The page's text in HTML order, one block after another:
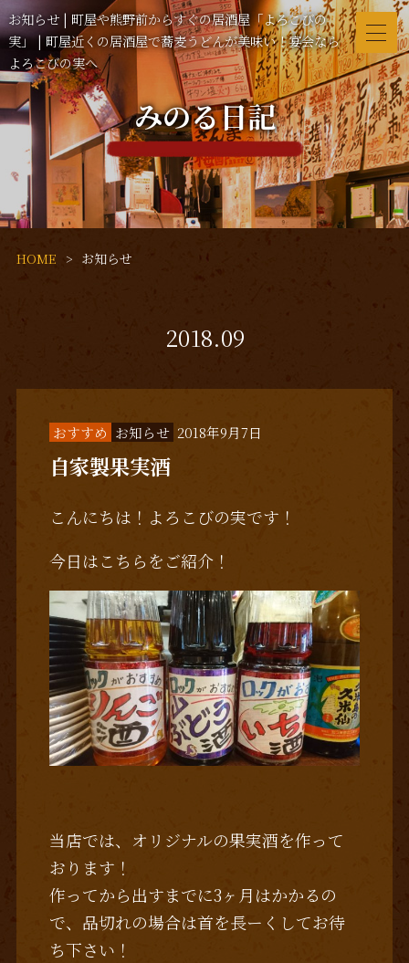
お知らせ | 町屋や熊野前からすぐの居酒屋「よろこびの
実」 | 町屋近くの居酒屋で蕎麦うどんが美味い！宴会なら
よろこびの実へ
みのる日記
HOME お知らせ
2018.09
おすすめ お知らせ 2018年9月7日
自家製果実酒
こんにちは！よろこびの実です！
今日はこちらをご紹介！
当店では、オリジナルの果実酒を作って
おります！
作ってから出すまでに3ヶ月はかかるの
で、品切れの場合は首を長ーくしてお待
ち下さい！